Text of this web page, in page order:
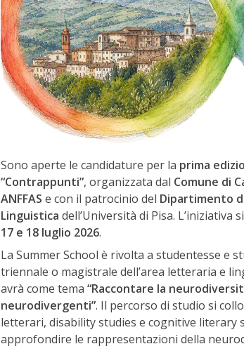
Sono aperte le candidature per la prima
“Contrappunti”, organizzata dal Comune di
ANFFAS e con il patrocinio del Dipartimento
Linguistica dell’Università di Pisa. L’iniziativa
17 e 18 luglio 2026.
La Summer School è rivolta a studentesse e
triennale o magistrale dell’area letteraria e
avrà come tema “Raccontare la
neurodivergenti”. Il percorso di studio si
letterari, disability studies e cognitive literary
approfondire le rappresentazioni della